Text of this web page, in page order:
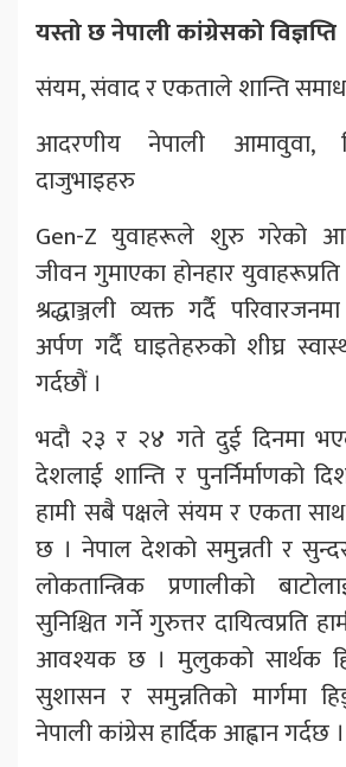
यस्तो छ नेपाली कांग्रेसको विज्ञप्ति
संयम, संवाद र एकताले शान्ति
आदरणीय नेपाली आमावुवा,
दाजुभाइहरु
Gen-Z युवाहरूले शुरु गरेको
जीवन गुमाएका होनहार
श्रद्धाञ्जली व्यक्त गर्दै
अर्पण गर्दै घाइतेहरुको शीघ्र
गर्दछौं ।
भदौ २३ र २४ गते दुई दिनमा
देशलाई शान्ति र पुनर्निर्माणको
हामी सबै पक्षले संयम र एकता
छ । नेपाल देशको समुन्नती र
लोकतान्त्रिक प्रणालीको
सुनिश्चित गर्ने गुरुत्तर दायित्वप्रति
आवश्यक छ । मुलुकको सार्थक
सुशासन र समुन्नतिको मार्गमा
नेपाली कांग्रेस हार्दिक आह्वान गर्दछ ।